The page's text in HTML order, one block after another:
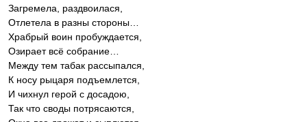
Загремела, раздвоилася,
Отлетела в разны стороны…
Храбрый воин пробуждается,
Озирает всё собрание…
Между тем табак рассыпался,
К носу рыцаря подъемлется,
И чихнул герой с досадою,
Так что своды потрясаются,